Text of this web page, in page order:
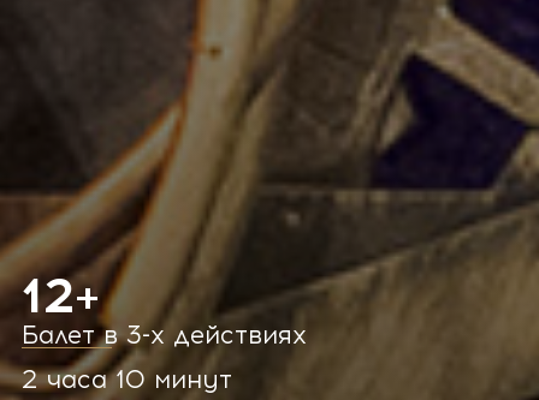
12+
Балет в 3-х действиях
2 часа 10 минут